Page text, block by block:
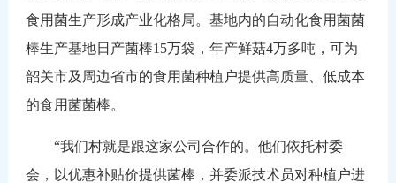
食用菌生产形成产业化格局。基地内的自动化食用菌菌
棒生产基地日产菌棒15万袋，年产鲜菇4万多吨，可为
韶关市及周边省市的食用菌种植户提供高质量、低成本
的食用菌菌棒。
“我们村就是跟这家公司合作的。他们依托村委
会，以优惠补贴价提供菌棒，并委派技术员对种植户进